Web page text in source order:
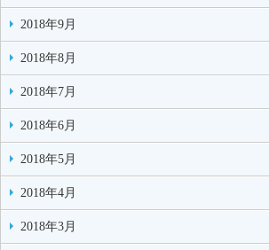
2018年9月
2018年8月
2018年7月
2018年6月
2018年5月
2018年4月
2018年3月